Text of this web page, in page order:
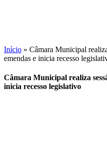
Início » Câmara Municipal
emendas e inicia recesso
Câmara Municipal realiza
inicia recesso legislativo